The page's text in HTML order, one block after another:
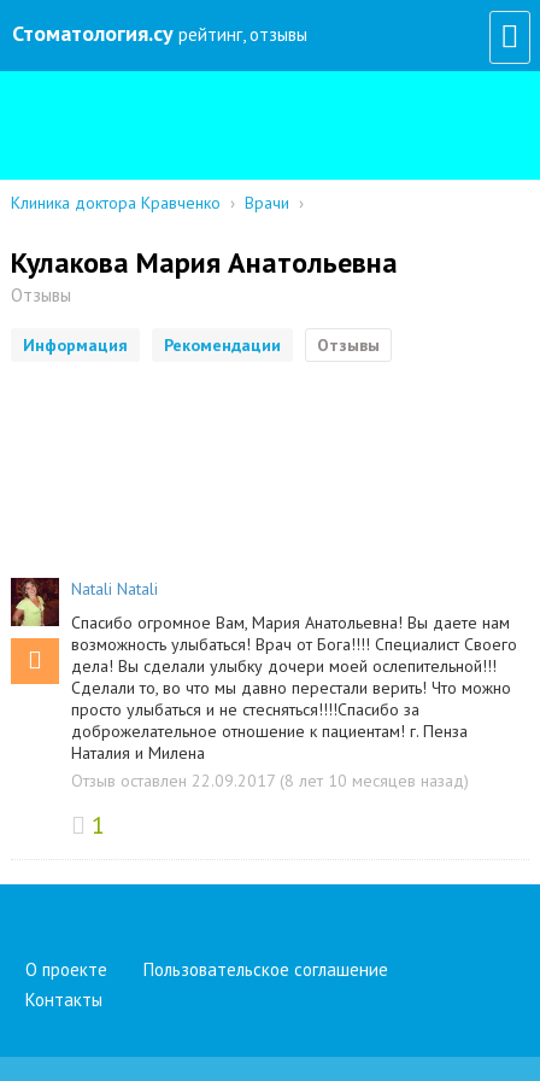
Стоматология.су рейтинг, отзывы
Клиника доктора Кравченко › Врачи ›
Кулакова Мария Анатольевна
Отзывы
Информация Рекомендации Отзывы
Natali Natali
Спасибо огромное Вам, Мария Анатольевна! Вы даете нам
возможность улыбаться! Врач от Бога!!!! Специалист Своего
дела! Вы сделали улыбку дочери моей ослепительной!!!
Сделали то, во что мы давно перестали верить! Что можно
просто улыбаться и не стесняться!!!!Спасибо за
доброжелательное отношение к пациентам! г. Пенза
Наталия и Милена
Отзыв оставлен 22.09.2017 (8 лет 10 месяцев назад)
1
О проекте
Пользовательское соглашение
Контакты